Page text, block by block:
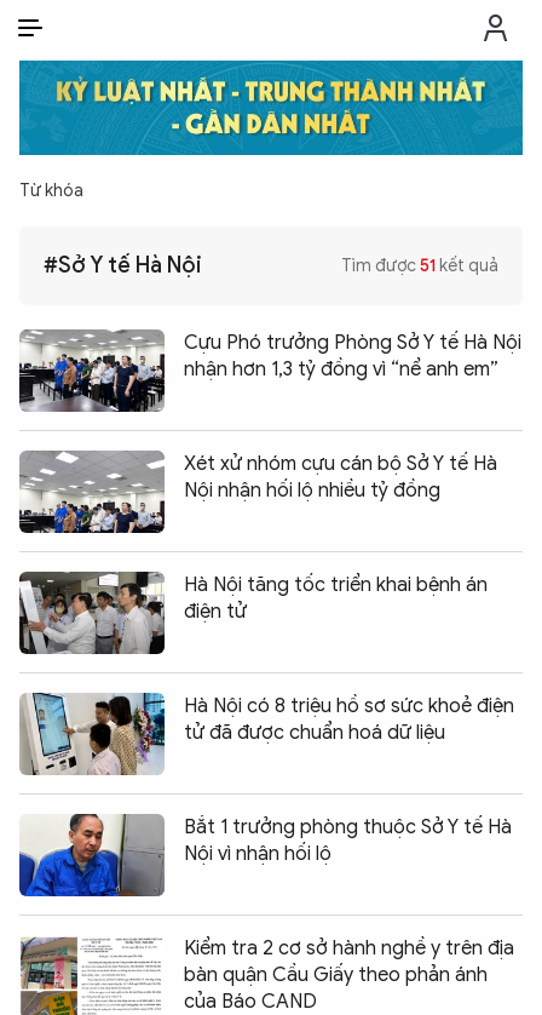
VI
EN
CHỐNG DIỄN BIẾN HÒA BÌNH
CÔNG AN TRONG LÒNG DÂN
XÃ HỘI
CÔNG NGHỆ
QUỐC TẾ
VĂN HÓA - THỂ THAO
BẠN ĐỌC & CAND
ĐA PHƯƠNG TIỆN
eMagazine
Podcast
Video
Infographic
Chuyên trangAn ninh thế giới Văn nghệ Công an
Chuyên đề
Từ khóa
#Sở Y tế Hà Nội Tìm được51 kết quả
Cựu Phó trưởng Phòng Sở Y tế Hà Nội
nhận hơn 1,3 tỷ đồng vì “nể anh em”
Xét xử nhóm cựu cán bộ Sở Y tế Hà
Nội nhận hối lộ nhiều tỷ đồng
Hà Nội tăng tốc triển khai bệnh án
điện tử
Hà Nội có 8 triệu hồ sơ sức khoẻ điện
tử đã được chuẩn hoá dữ liệu
Bắt 1 trưởng phòng thuộc Sở Y tế Hà
Nội vì nhận hối lộ
Kiểm tra 2 cơ sở hành nghề y trên địa
bàn quận Cầu Giấy theo phản ánh
của Báo CAND